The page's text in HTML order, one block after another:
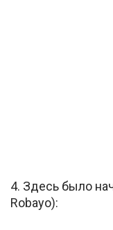
4. Здесь было
Robayo):